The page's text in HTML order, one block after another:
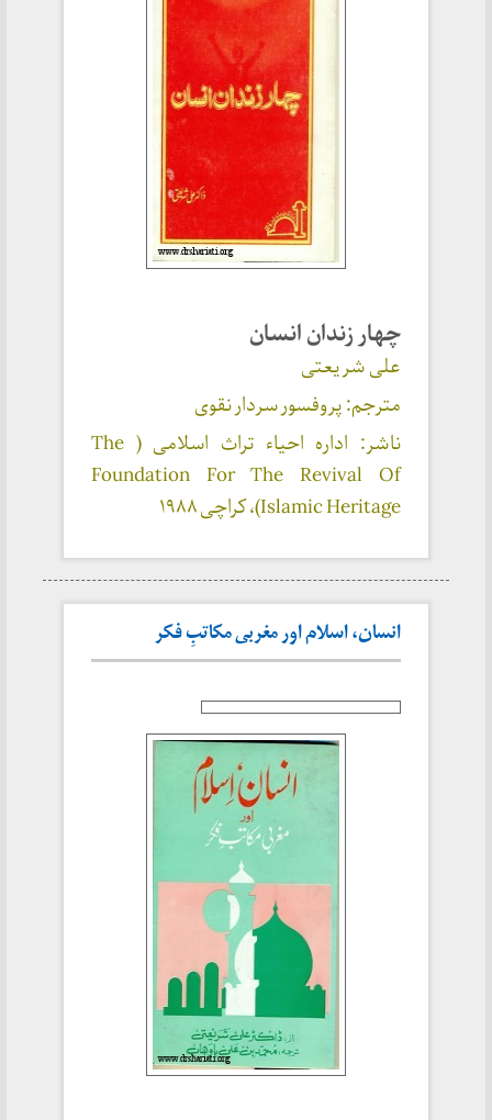
چهار زندان انسان
علی شریعتی
مترجم: پروفسور سردار نقوی
ناشر: اداره احیاء تراث اسلامی ( The
Foundation For The Revival Of
Islamic Heritage)، کراچی
۱۹۸۸
انسان، اسلام اور مغربی مکاتبِ فکر